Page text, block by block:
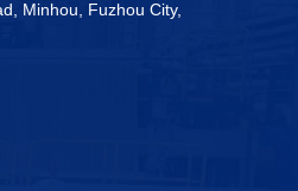
Minhou, Fuzhou City,